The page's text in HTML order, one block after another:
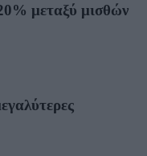
μεταξύ μισθών